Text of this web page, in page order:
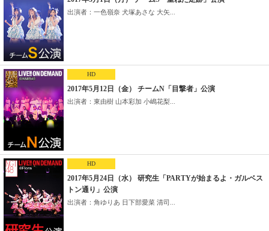
出演者：一色嶺奈 犬塚あさな 大矢...
HD
2017年5月12日（金） チームN「目撃者」公演
出演者：東由樹 山本彩加 小嶋花梨...
HD
2017年5月24日（水） 研究生「PARTYが始まるよ・ガルベス
トン通り」公演
出演者：角ゆりあ 日下部愛菜 清司...